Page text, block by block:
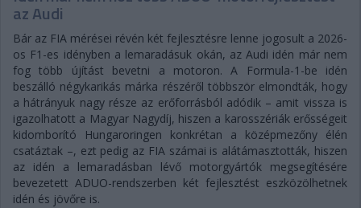
az Audi
Bár az FIA mérései révén két fejlesztésre lenne jogosult a 2026-
os F1-es idényben a lemaradásuk okán, az Audi idén már nem
fog több újítást bevetni a motoron. A Formula-1-be idén
beszálló négykarikás márka részéről többször elmondták, hogy
a hátrányuk nagy része az erőforrásból adódik – amit vissza is
igazolhatott a Magyar Nagydíj, hiszen a karosszériák erősségeit
kidomborító Hungaroringen konkrétan a középmezőny élén
csatáztak –, ezt pedig az FIA számai is alátámasztották, hiszen
az idén a lemaradásban lévő motorgyártók megsegítésére
bevezetett ADUO-rendszerben két fejlesztést eszközölhetnek
idén és jövőre is.